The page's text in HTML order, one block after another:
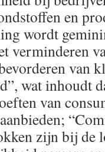
en
wordt
verminderen
van
wat inhoudt
van
zijn bij de